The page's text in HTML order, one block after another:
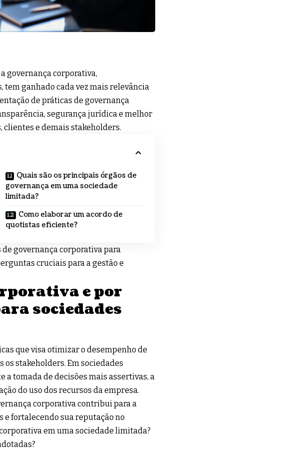
governança corporativa,
ganhado cada vez mais relevância
de práticas de governança
segurança jurídica e melhor
clientes e demais stakeholders.
Quais são os principais órgãos de
governança em uma sociedade
limitada?
Como elaborar um acordo de
quotistas eficiente?
governança corporativa para
cruciais para a gestão e
e por
sociedades
que visa otimizar o desempenho de
stakeholders. Em sociedades
tomada de decisões mais assertivas, a
do uso dos recursos da empresa.
corporativa contribui para a
fortalecendo sua reputação no
em uma sociedade limitada?